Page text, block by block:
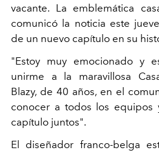
vacante. La emblemática
comunicó la noticia este
de un nuevo capítulo en su
"Estoy muy emocionado y
unirme a la maravillosa
Blazy, de 40 años, en el
conocer a todos los equipos
capítulo juntos".
El diseñador franco-belga